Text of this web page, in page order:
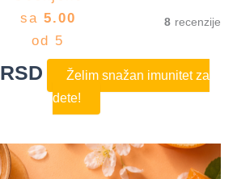
sa 5.00
od 5
8
RSD
Želim snažan imunitet za
dete!